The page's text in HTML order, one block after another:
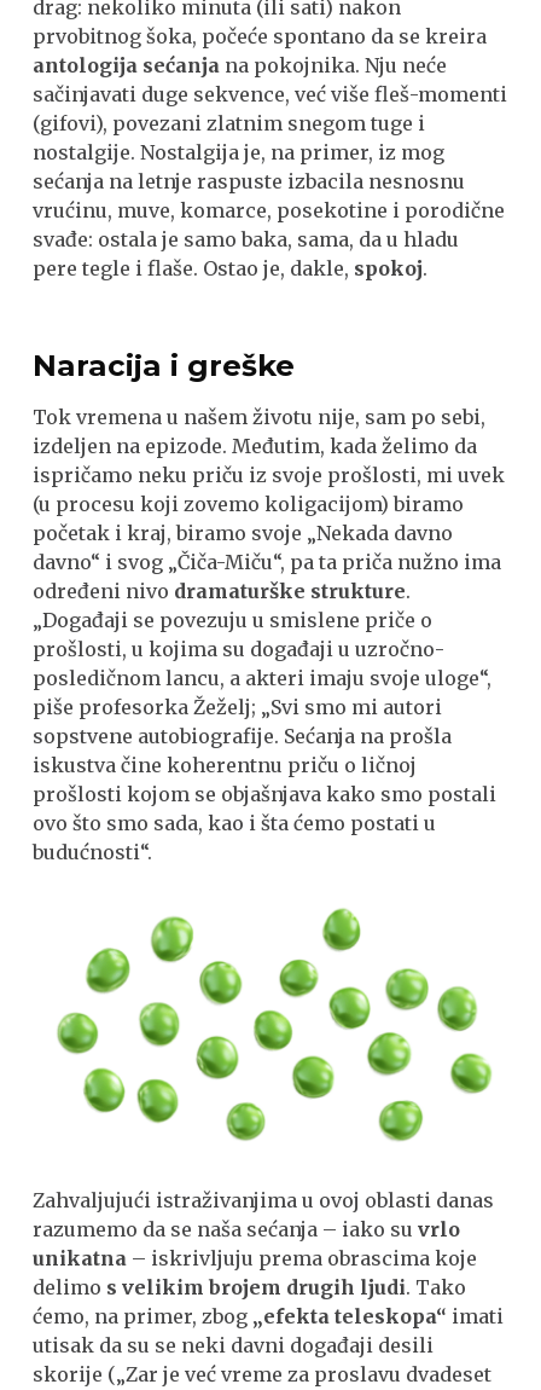
drag: nekoliko minuta (ili sati) nakon
prvobitnog šoka, počeće spontano da se kreira
antologija sećanja na pokojnika. Nju neće
sačinjavati duge sekvence, već više fleš-momenti
(gifovi), povezani zlatnim snegom tuge i
nostalgije. Nostalgija je, na primer, iz mog
sećanja na letnje raspuste izbacila nesnosnu
vrućinu, muve, komarce, posekotine i porodične
svađe: ostala je samo baka, sama, da u hladu
pere tegle i flaše. Ostao je, dakle, spokoj.
Naracija i greške
Tok vremena u našem životu nije, sam po sebi,
izdeljen na epizode. Međutim, kada želimo da
ispričamo neku priču iz svoje prošlosti, mi uvek
(u procesu koji zovemo koligacijom) biramo
početak i kraj, biramo svoje „Nekada davno
davno“ i svog „Čiča-Miču“, pa ta priča nužno ima
određeni nivo dramaturške strukture.
„Događaji se povezuju u smislene priče o
prošlosti, u kojima su događaji u uzročno-
posledičnom lancu, a akteri imaju svoje uloge“,
piše profesorka Žeželj; „Svi smo mi autori
sopstvene autobiografije. Sećanja na prošla
iskustva čine koherentnu priču o ličnoj
prošlosti kojom se objašnjava kako smo postali
ovo što smo sada, kao i šta ćemo postati u
budućnosti“.
Zahvaljujući istraživanjima u ovoj oblasti danas
razumemo da se naša sećanja – iako suvrlo
unikatna – iskrivljuju prema obrascima koje
delimo s velikim brojem drugih ljudi. Tako
ćemo, na primer, zbog „efekta teleskopa“ imati
utisak da su se neki davni događaji desili
skorije („Zar je već vreme za proslavu dvadeset